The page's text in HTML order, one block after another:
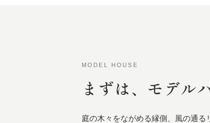
MODEL HOUSE
まずは、 モデル
庭の木々をながめる縁側、風の通